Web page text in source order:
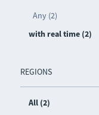
Any (2)
with real time (2)
REGIONS
All (2)